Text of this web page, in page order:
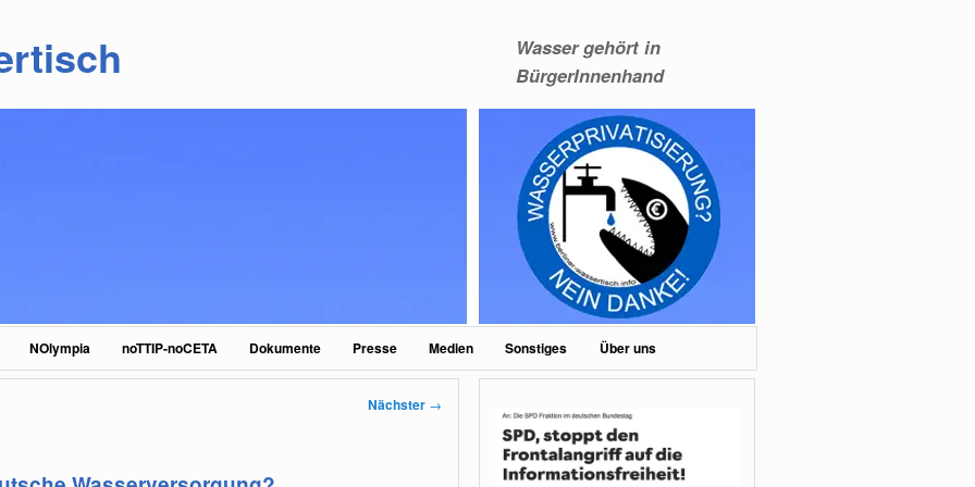
Wasser gehört in
BürgerInnenhand
NOlympia noTTIP-noCETA Dokumente Presse Medien Sonstiges Über uns
Nächster →